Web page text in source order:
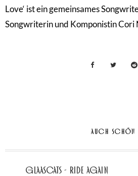
Love‘ ist ein gemeinsames
Songwriterin und Komponistin Cori
AUCH SCHÖN
Glaascats - Ride Again